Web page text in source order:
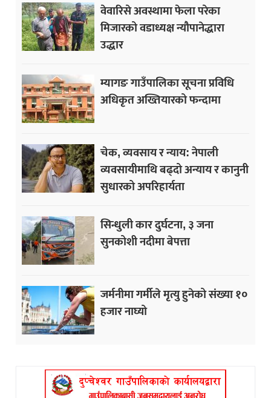
वेवारिसे अवस्थामा फेला परेका
मिजारको वडाध्यक्ष न्यौपानेद्धारा
उद्धार
म्यागङ गाउँपालिका सूचना प्रविधि
अधिकृत अख्तियारको फन्दामा
चेक, व्यवसाय र न्याय: नेपाली
व्यवसायीमाथि बढ्दो अन्याय र कानुनी
सुधारको अपरिहार्यता
सिन्धुली कार दुर्घटना, ३ जना
सुनकोशी नदीमा बेपत्ता
जर्मनीमा गर्मीले मृत्यु हुनेको संख्या १०
हजार नाघ्यो